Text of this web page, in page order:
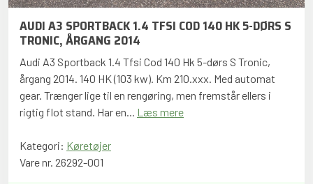
AUDI A3 SPORTBACK 1.4 TFSI COD 140 HK 5-DØRS S
TRONIC, ÅRGANG 2014
Audi A3 Sportback 1.4 Tfsi Cod 140 Hk 5-dørs S Tronic,
årgang 2014. 140 HK (103 kw). Km 210.xxx. Med automat
gear. Trænger lige til en rengøring, men fremstår ellers i
rigtig flot stand. Har en... Læs mere
Kategori: Køretøjer
Vare nr. 26292-001